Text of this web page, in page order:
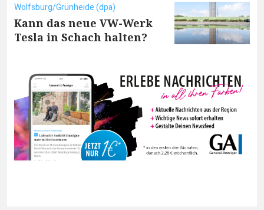
Wolfsburg/Grünheide (dpa)
Kann das neue VW-Werk
Tesla in Schach halten?